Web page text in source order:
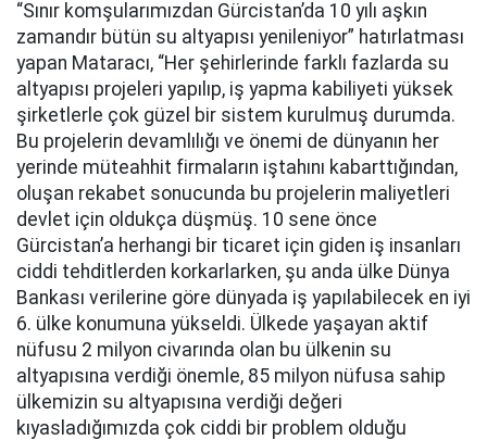
“Sınır komşularımızdan Gürcistan’da 10 yılı aşkın
zamandır bütün su altyapısı yenileniyor” hatırlatması
yapan Mataracı, “Her şehirlerinde farklı fazlarda su
altyapısı projeleri yapılıp, iş yapma kabiliyeti yüksek
şirketlerle çok güzel bir sistem kurulmuş durumda.
Bu projelerin devamlılığı ve önemi de dünyanın her
yerinde müteahhit firmaların iştahını kabarttığından,
oluşan rekabet sonucunda bu projelerin maliyetleri
devlet için oldukça düşmüş. 10 sene önce
Gürcistan’a herhangi bir ticaret için giden iş insanları
ciddi tehditlerden korkarlarken, şu anda ülke Dünya
Bankası verilerine göre dünyada iş yapılabilecek en iyi
6. ülke konumuna yükseldi. Ülkede yaşayan aktif
nüfusu 2 milyon civarında olan bu ülkenin su
altyapısına verdiği önemle, 85 milyon nüfusa sahip
ülkemizin su altyapısına verdiği değeri
kıyasladığımızda çok ciddi bir problem olduğu